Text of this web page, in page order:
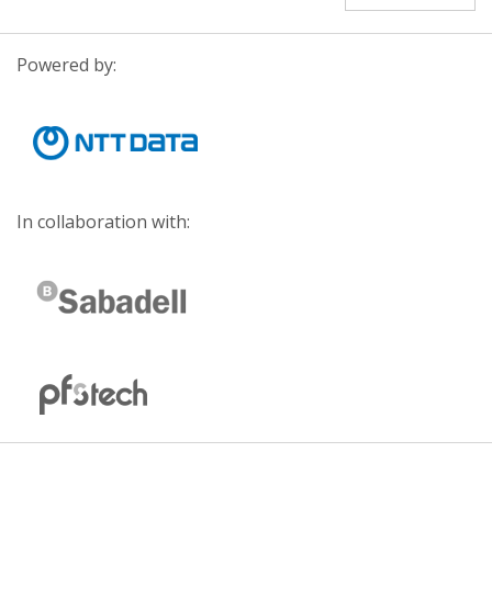
Powered by:
In collaboration with: